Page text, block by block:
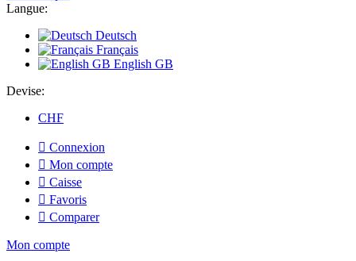
Langue:
Deutsch
Français
English GB
Devise:
CHF
 Connexion
 Mon compte
 Caisse
 Favoris
 Comparer
Mon compte